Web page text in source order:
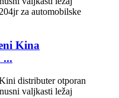
Kina
...